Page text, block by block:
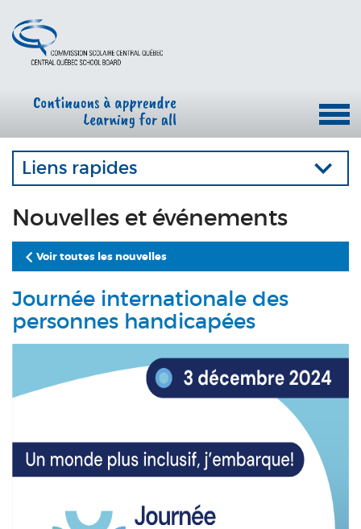
Liens rapides
Nouvelles et événements
Voir toutes les nouvelles
Journée internationale des
personnes handicapées